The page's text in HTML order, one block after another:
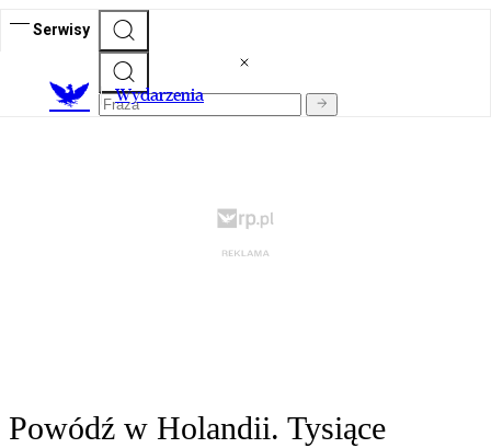
Serwisy
Wydarzenia
Powódź w Holandii. Tysiące